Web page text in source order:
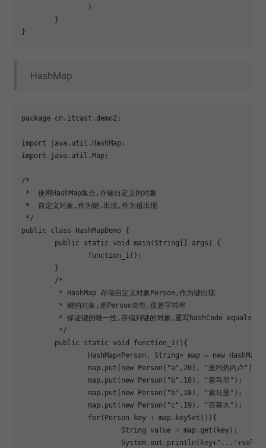
HashMap
package cn.itcast.demo2;
import java.util.HashMap;
import java.util.Map;
/*
*  使用HashMap集合,存储自定义的对象
*  自定义对象,作为键,出现,作为值出现
*/
public class HashMapDemo {
	 * 保证键的唯一性,存储到键的对象,重写
hashCode equals
	public static void
function_1(){
		map.put(new Person(
"a" ,20), "里约热内卢" );
		map.put(new Person(
"b" ,18), "索马里" );
		map.put(new Person(
"b" ,18), "索马里" );
		map.put(new Person(
"c" ,19), "百慕大" );
for(Person key : map.keySet()){
			System.out.println(key+
"..."